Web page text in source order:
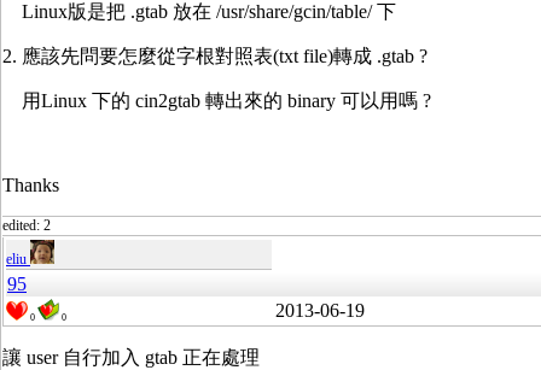
Linux版是把 .gtab 放在 /usr/share/gcin/table/ 下
2. 應該先問要怎麼從字根對照表(txt file)轉成 .gtab ?
用Linux 下的 cin2gtab 轉出來的 binary 可以用嗎 ?
Thanks
edited: 2
eliu
95
0 0 2013-06-19
讓 user 自行加入 gtab 正在處理